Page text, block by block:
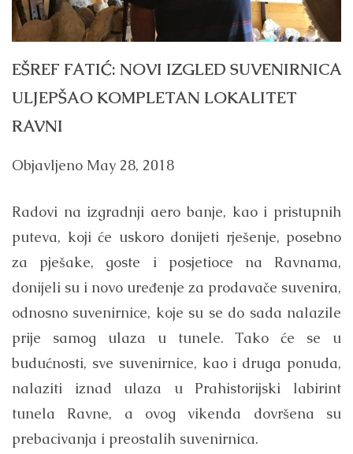
EŠREF FATIĆ: NOVI IZGLED SUVENIRNICA
ULJEPŠAO KOMPLETAN LOKALITET
RAVNI
Objavljeno May 28, 2018
Radovi na izgradnji aero banje, kao i pristupnih
puteva, koji će uskoro donijeti rješenje, posebno
za pješake, goste i posjetioce na Ravnama,
donijeli su i novo uređenje za prodavače suvenira,
odnosno suvenirnice, koje su se do sada nalazile
prije samog ulaza u tunele. Tako će se u
budućnosti, sve suvenirnice, kao i druga ponuda,
nalaziti iznad ulaza u Prahistorijski labirint
tunela Ravne, a ovog vikenda dovršena su
prebacivanja i preostalih suvenirnica.